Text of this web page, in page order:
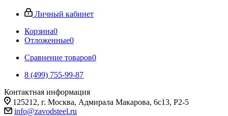
Личный кабинет
Корзина0
Отложенные0
Сравнение товаров0
8 (499) 755-99-87
Контактная информация
125212, г. Москва, Адмирала Макарова, 6с13, Р2-5
info@zavodsteel.ru